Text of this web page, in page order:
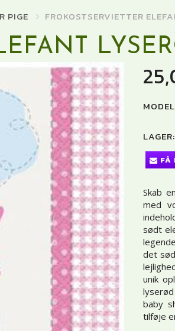
PIGE FROKOSTSERVIETTER
LAGER:
FÅ
Skab
med
sødt
det
unik
baby
tilføje